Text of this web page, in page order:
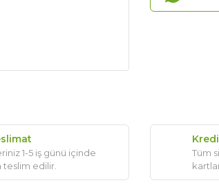
1-5 iş günü içinde
teslim edilir.
Tüm